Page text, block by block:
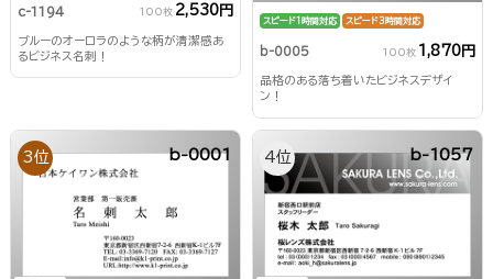
c-1194 100枚 2,530円
ブルーのオーロラのような柄が清潔感あ
るビジネス名刺！
スピード1時間対応 スピード3時間対応
b-0005 100枚 1,870円
品格のある落ち着いたビジネスデザイ
ン！
3位 b-0001 4位 b-1057